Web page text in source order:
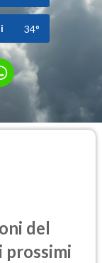
34°
del
prossimi